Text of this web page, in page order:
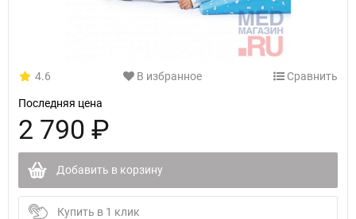
4.6 В избранное Сравнить
Последняя цена
2 790 ₽
Добавить в корзину
Купить в 1 клик